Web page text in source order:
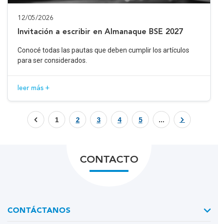
12/05/2026
Invitación a escribir en Almanaque BSE 2027
Conocé todas las pautas que deben cumplir los artículos
para ser considerados.
leer más +
1 2 3 4 5 ...
CONTACTO
CONTÁCTANOS